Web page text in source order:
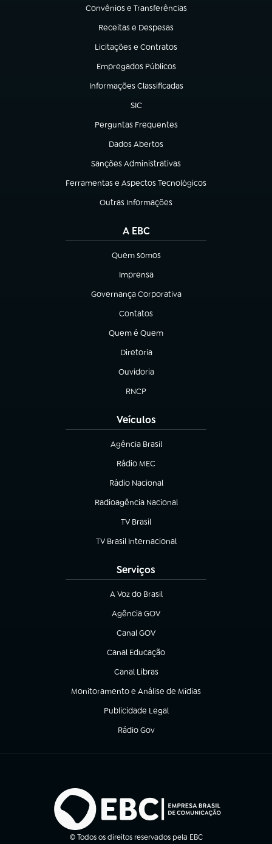
Convênios e Transferências
(abre em nova aba)
Receitas e Despesas
(abre em nova aba)
Licitações e Contratos
(abre em nova aba)
Empregados Públicos
(abre em nova aba)
Informações Classificadas
(abre em nova aba)
SIC
(abre em nova aba)
Perguntas Frequentes
(abre em nova aba)
Dados Abertos
(abre em nova aba)
Sanções Administrativas
(abre em nova aba)
Ferramentas e Aspectos Tecnológicos
(abre em nova aba)
Outras Informações
(abre em nova aba)
A EBC
Quem somos
(abre em nova aba)
Imprensa
(abre em nova aba)
Governança Corporativa
(abre em nova aba)
Contatos
(abre em nova aba)
Quem é Quem
(abre em nova aba)
Diretoria
(abre em nova aba)
Ouvidoria
(abre em nova aba)
RNCP
(abre em nova aba)
Veículos
Agência Brasil
(abre em nova aba)
Rádio MEC
(abre em nova aba)
Rádio Nacional
Radioagência Nacional
(abre em nova aba)
TV Brasil
(abre em nova aba)
TV Brasil Internacional
(abre em nova aba)
Serviços
A Voz do Brasil
(abre em nova aba)
Agência GOV
(abre em nova aba)
Canal GOV
(abre em nova aba)
Canal Educação
(abre em nova aba)
Canal Libras
(abre em nova aba)
Monitoramento e Análise de Mídias
(abre em nova aba)
Publicidade Legal
(abre em nova aba)
Rádio Gov
(abre em nova aba)
© Todos os direitos reservados pela EBC